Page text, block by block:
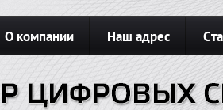
О компании Наш адрес
Карта сайта